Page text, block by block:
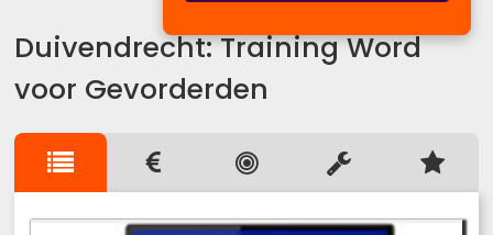
Duivendrecht: Training Word
voor Gevorderden